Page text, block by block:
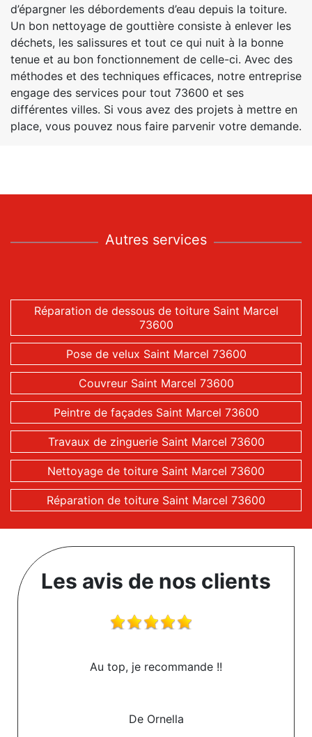
d’épargner les débordements d’eau depuis la toiture.
Un bon nettoyage de gouttière consiste à enlever les
déchets, les salissures et tout ce qui nuit à la bonne
tenue et au bon fonctionnement de celle-ci. Avec des
méthodes et des techniques efficaces, notre entreprise
engage des services pour tout 73600 et ses
différentes villes. Si vous avez des projets à mettre en
place, vous pouvez nous faire parvenir votre demande.
Autres services
Réparation de dessous de toiture Saint Marcel
73600
Pose de velux Saint Marcel 73600
Couvreur Saint Marcel 73600
Peintre de façades Saint Marcel 73600
Travaux de zinguerie Saint Marcel 73600
Nettoyage de toiture Saint Marcel 73600
Réparation de toiture Saint Marcel 73600
Les avis de nos clients
Au top, je recommande !!
De Ornella